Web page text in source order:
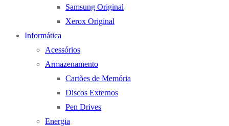
Samsung Original
Xerox Original
Informática
Acessórios
Armazenamento
Cartões de Memória
Discos Externos
Pen Drives
Energia